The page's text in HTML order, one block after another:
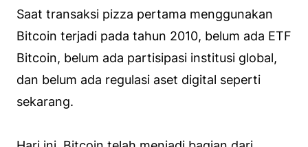
Saat transaksi pizza pertama menggunakan
Bitcoin terjadi pada tahun 2010, belum ada ETF
Bitcoin, belum ada partisipasi institusi global,
dan belum ada regulasi aset digital seperti
sekarang.